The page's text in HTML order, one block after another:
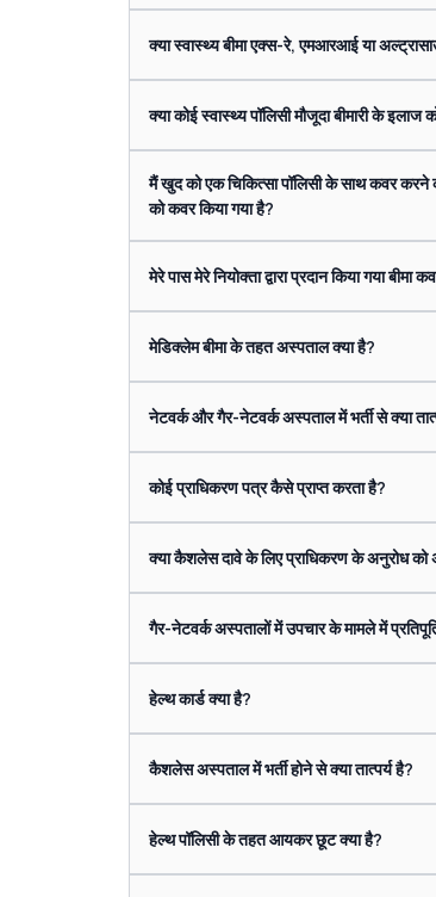
क्या स्वास्थ्य बीमा एक्स-रे, एमआरआई या
क्या कोई स्वास्थ्य पॉलिसी मौजूदा बीमारी के इलाज
मैं खुद को एक चिकित्सा पॉलिसी के साथ कवर करने
को कवर किया गया है?
मेरे पास मेरे नियोक्ता द्वारा प्रदान किया गया
मेडिक्लेम बीमा के तहत अस्पताल क्या है?
नेटवर्क और गैर-नेटवर्क अस्पताल में भर्ती से क्या
कोई प्राधिकरण पत्र कैसे प्राप्त करता है?
क्या कैशलेस दावे के लिए प्राधिकरण के अनुरोध
गैर-नेटवर्क अस्पतालों में उपचार के मामले में
हेल्थ कार्ड क्या है?
कैशलेस अस्पताल में भर्ती होने से क्या तात्पर्य है?
हेल्थ पॉलिसी के तहत आयकर छूट क्या है?